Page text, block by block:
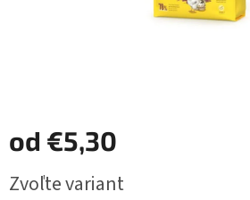
od €5,30
cena:
Zvoľte variant